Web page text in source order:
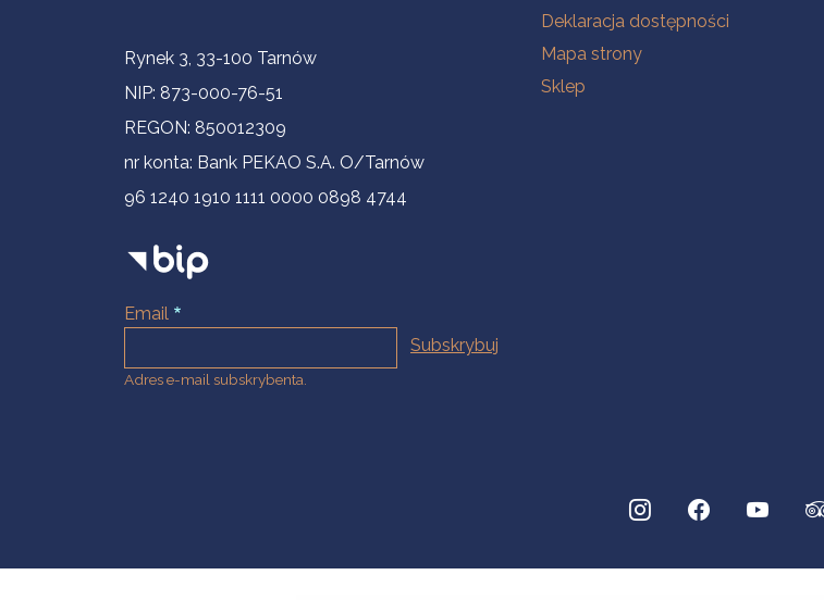
Informacje kontaktowe
Rynek 3, 33-100 Tarnów
NIP: 873-000-76-51
REGON: 850012309
nr konta: Bank PEKAO S.A. O/Tarnów
96 1240 1910 1111 0000 0898 4744
Email
Adres e-mail subskrybenta.
Deklaracja dostępności
Mapa strony
Sklep